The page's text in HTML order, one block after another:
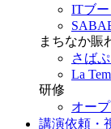
ITブ
まちなか賑
さば
La
研修
オー
講演依頼・